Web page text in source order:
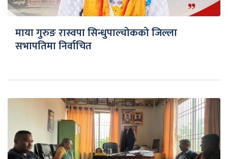
माया गुरुङ रास्वपा सिन्धुपाल्चोकको जिल्ला
सभापतिमा निर्वाचित